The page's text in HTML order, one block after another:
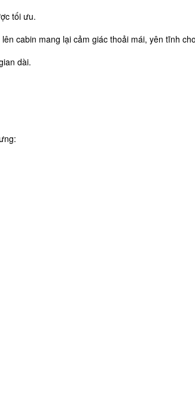
tối ưu.
cabin mang lại cảm giác thoải mái, yên tĩnh
dài.